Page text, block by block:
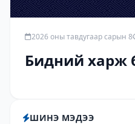
2026 оны тавдугаар сарын 8
Бидний харж
ШИНЭ МЭДЭЭ